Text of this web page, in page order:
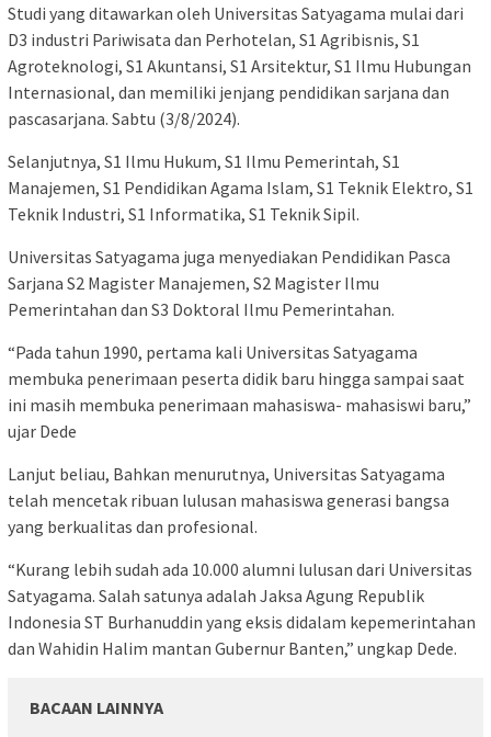
Studi yang ditawarkan oleh Universitas Satyagama mulai dari
D3 industri Pariwisata dan Perhotelan, S1 Agribisnis, S1
Agroteknologi, S1 Akuntansi, S1 Arsitektur, S1 Ilmu Hubungan
Internasional, dan memiliki jenjang pendidikan sarjana dan
pascasarjana. Sabtu (3/8/2024).
Selanjutnya, S1 Ilmu Hukum, S1 Ilmu Pemerintah, S1
Manajemen, S1 Pendidikan Agama Islam, S1 Teknik Elektro, S1
Teknik Industri, S1 Informatika, S1 Teknik Sipil.
Universitas Satyagama juga menyediakan Pendidikan Pasca
Sarjana S2 Magister Manajemen, S2 Magister Ilmu
Pemerintahan dan S3 Doktoral Ilmu Pemerintahan.
“Pada tahun 1990, pertama kali Universitas Satyagama
membuka penerimaan peserta didik baru hingga sampai saat
ini masih membuka penerimaan mahasiswa- mahasiswi baru,”
ujar Dede
Lanjut beliau, Bahkan menurutnya, Universitas Satyagama
telah mencetak ribuan lulusan mahasiswa generasi bangsa
yang berkualitas dan profesional.
“Kurang lebih sudah ada 10.000 alumni lulusan dari Universitas
Satyagama. Salah satunya adalah Jaksa Agung Republik
Indonesia ST Burhanuddin yang eksis didalam kepemerintahan
dan Wahidin Halim mantan Gubernur Banten,” ungkap Dede.
BACAAN LAINNYA